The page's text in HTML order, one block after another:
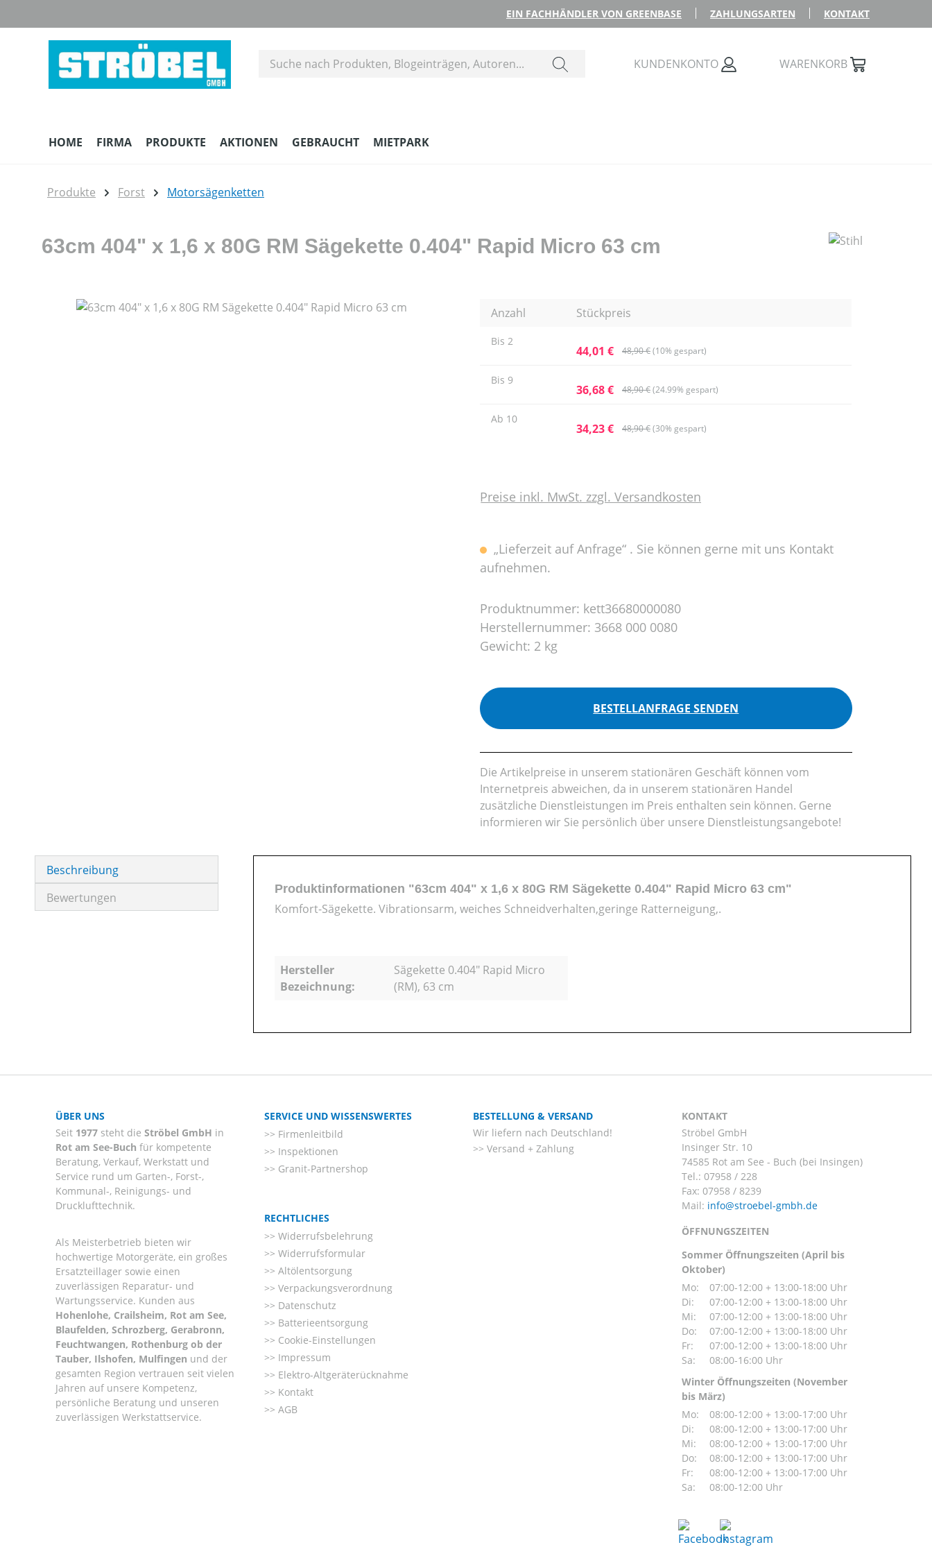
EIN FACHHÄNDLER VON GREENBASE ZAHLUNGSARTEN KONTAKT
KUNDENKONTO WARENKORB
HOME FIRMA PRODUKTE AKTIONEN GEBRAUCHT MIETPARK
Produkte Forst Motorsägenketten
63cm 404" x 1,6 x 80G RM Sägekette 0.404" Rapid Micro 63 cm
Bildergalerie überspringen Anzahl Stückpreis
Bis 2
44,01 € 48,90 €(10% gespart)
Bis 9
36,68 € 48,90 €(24.99% gespart)
Ab 10
34,23 € 48,90 €(30% gespart)
Preise inkl. MwSt. zzgl. Versandkosten
„Lieferzeit auf Anfrage“ . Sie können gerne mit uns Kontakt
aufnehmen.
Produktnummer: kett36680000080
Herstellernummer: 3668 000 0080
Gewicht: 2 kg
BESTELLANFRAGE SENDEN
Die Artikelpreise in unserem stationären Geschäft können vom
Internetpreis abweichen, da in unserem stationären Handel
zusätzliche Dienstleistungen im Preis enthalten sein können. Gerne
informieren wir Sie persönlich über unsere Dienstleistungsangebote!
Beschreibung
Bewertungen
Produktinformationen "63cm 404" x 1,6 x 80G RM Sägekette 0.404" Rapid Micro 63 cm"
Komfort-Sägekette. Vibrationsarm, weiches Schneidverhalten,geringe Ratterneigung,.
Hersteller
Bezeichnung:
Sägekette 0.404" Rapid Micro
(RM), 63 cm
ÜBER UNS
Seit 1977 steht die Ströbel GmbH in
Rot am See-Buch für kompetente
Beratung, Verkauf, Werkstatt und
Service rund um Garten-, Forst-,
Kommunal-, Reinigungs- und
Drucklufttechnik.
Als Meisterbetrieb bieten wir
hochwertige Motorgeräte, ein großes
Ersatzteillager sowie einen
zuverlässigen Reparatur- und
Wartungsservice. Kunden aus
Hohenlohe, Crailsheim, Rot am See,
Blaufelden, Schrozberg, Gerabronn,
Feuchtwangen, Rothenburg ob der
Tauber, Ilshofen, Mulfingen und der
gesamten Region vertrauen seit vielen
Jahren auf unsere Kompetenz,
persönliche Beratung und unseren
zuverlässigen Werkstattservice.
SERVICE UND WISSENSWERTES
Firmenleitbild
Inspektionen
Granit-Partnershop
RECHTLICHES
Widerrufsbelehrung
Widerrufsformular
Altölentsorgung
Verpackungsverordnung
Datenschutz
Batterieentsorgung
Cookie-Einstellungen
Impressum
Elektro-Altgeräterücknahme
Kontakt
AGB
BESTELLUNG & VERSAND
Wir liefern nach Deutschland!
Versand + Zahlung
KONTAKT
Ströbel GmbH
Insinger Str. 10
74585 Rot am See - Buch (bei Insingen)
Tel.: 07958 / 228
Fax: 07958 / 8239
Mail:
ÖFFNUNGSZEITEN
Sommer Öffnungszeiten (April bis
Oktober)
Mo:
07:00-12:00 + 13:00-18:00 Uhr
Di:
07:00-12:00 + 13:00-18:00 Uhr
Mi:
07:00-12:00 + 13:00-18:00 Uhr
Do:
07:00-12:00 + 13:00-18:00 Uhr
Fr:
07:00-12:00 + 13:00-18:00 Uhr
Sa:
08:00-16:00 Uhr
Winter Öffnungszeiten (November
bis März)
Mo:
08:00-12:00 + 13:00-17:00 Uhr
Di:
08:00-12:00 + 13:00-17:00 Uhr
Mi:
08:00-12:00 + 13:00-17:00 Uhr
Do:
08:00-12:00 + 13:00-17:00 Uhr
Fr:
08:00-12:00 + 13:00-17:00 Uhr
Sa:
08:00-12:00 Uhr